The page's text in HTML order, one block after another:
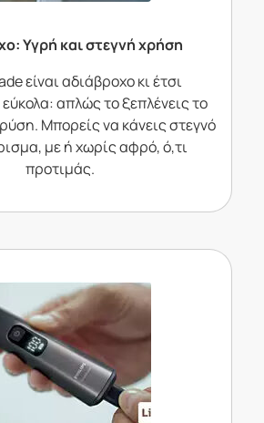
Υγρή και στεγνή χρήση
είναι αδιάβροχο κι έτσι
απλώς το ξεπλένεις το
Μπορείς να κάνεις στεγνό
με ή χωρίς αφρό, ό,τι
προτιμάς.